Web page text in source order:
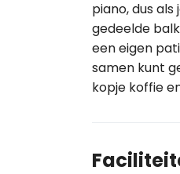
piano, dus
gedeelde
een eigen
samen kunt
kopje koffie